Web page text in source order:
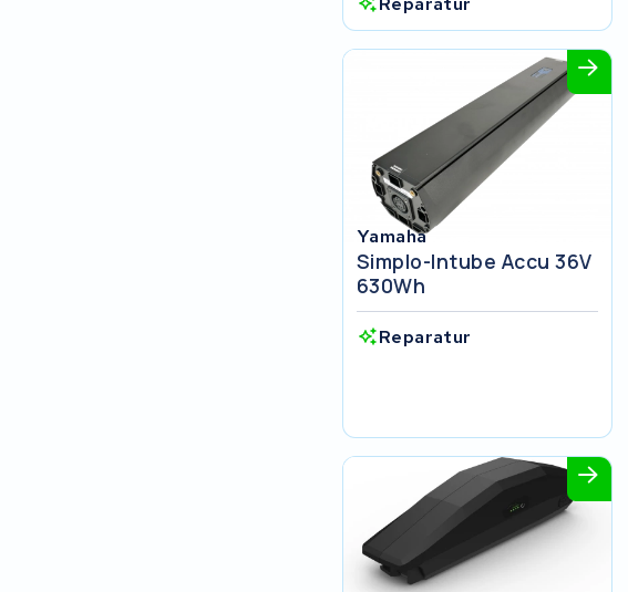
Yamaha
Simplo-Intube Accu 36V
630Wh
Reparatur